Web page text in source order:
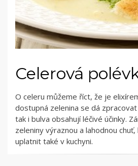
Celerová
O celeru můžeme říct, že je
dostupná zelenina se dá
tak i bulva obsahují léčivé účinky.
zeleniny výraznou a lahodnou
uplatnit také v kuchyni.